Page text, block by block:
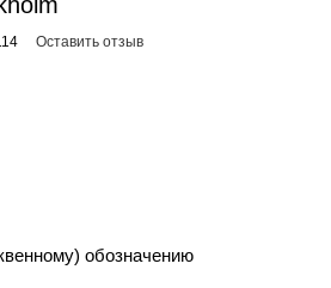
Оставить отзыв
обозначению